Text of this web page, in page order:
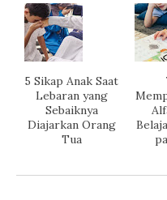
5 Sikap Anak Saat
Lebaran yang
Sebaiknya
Diajarkan Orang
Tua